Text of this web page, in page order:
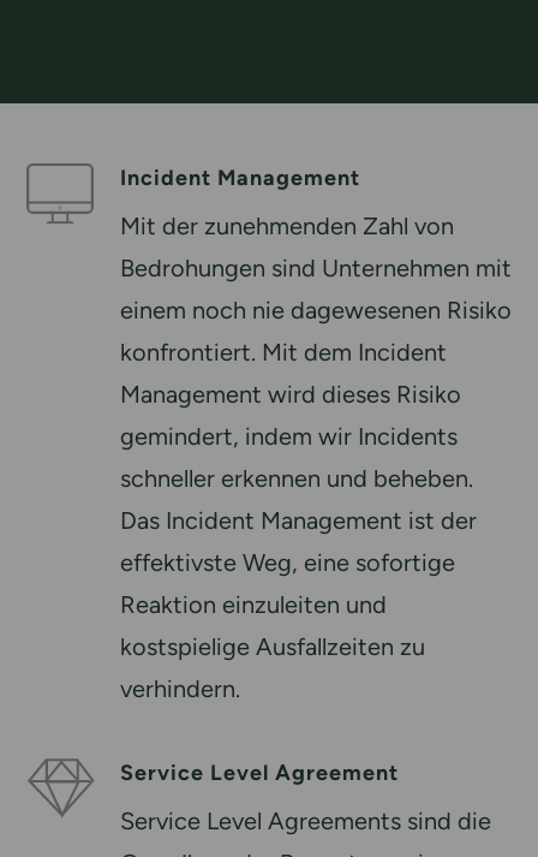
Incident Management
Mit der zunehmenden Zahl von
Bedrohungen sind Unternehmen mit
einem noch nie dagewesenen Risiko
konfrontiert. Mit dem Incident
Management wird dieses Risiko
gemindert, indem wir Incidents
schneller erkennen und beheben.
Das Incident Management ist der
effektivste Weg, eine sofortige
Reaktion einzuleiten und
kostspielige Ausfallzeiten zu
verhindern.
Service Level Agreement
Service Level Agreements sind die